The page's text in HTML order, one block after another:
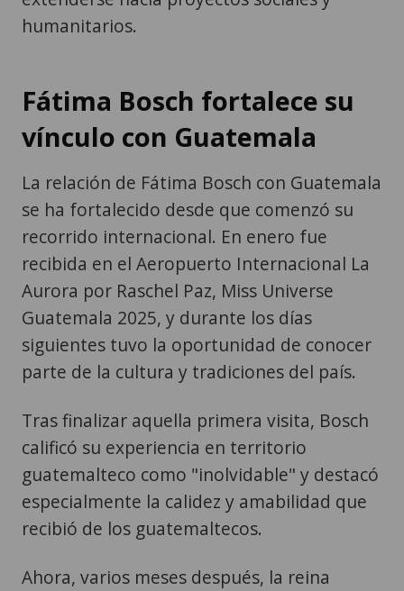
humanitarios.
Fátima Bosch fortalece su
vínculo con Guatemala
La relación de Fátima Bosch con Guatemala
se ha fortalecido desde que comenzó su
recorrido internacional. En enero fue
recibida en el Aeropuerto Internacional La
Aurora por Raschel Paz, Miss Universe
Guatemala 2025, y durante los días
siguientes tuvo la oportunidad de conocer
parte de la cultura y tradiciones del país.
Tras finalizar aquella primera visita, Bosch
calificó su experiencia en territorio
guatemalteco como "inolvidable" y destacó
especialmente la calidez y amabilidad que
recibió de los guatemaltecos.
Ahora, varios meses después, la reina